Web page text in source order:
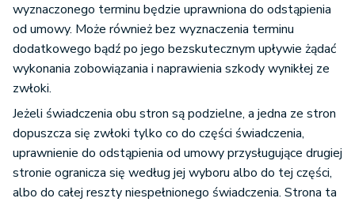
wyznaczonego terminu będzie uprawniona do odstąpienia
od umowy. Może również bez wyznaczenia terminu
dodatkowego bądź po jego bezskutecznym upływie żądać
wykonania zobowiązania i naprawienia szkody wynikłej ze
zwłoki.
Jeżeli świadczenia obu stron są podzielne, a jedna ze stron
dopuszcza się zwłoki tylko co do części świadczenia,
uprawnienie do odstąpienia od umowy przysługujące drugiej
stronie ogranicza się według jej wyboru albo do tej części,
albo do całej reszty niespełnionego świadczenia. Strona ta